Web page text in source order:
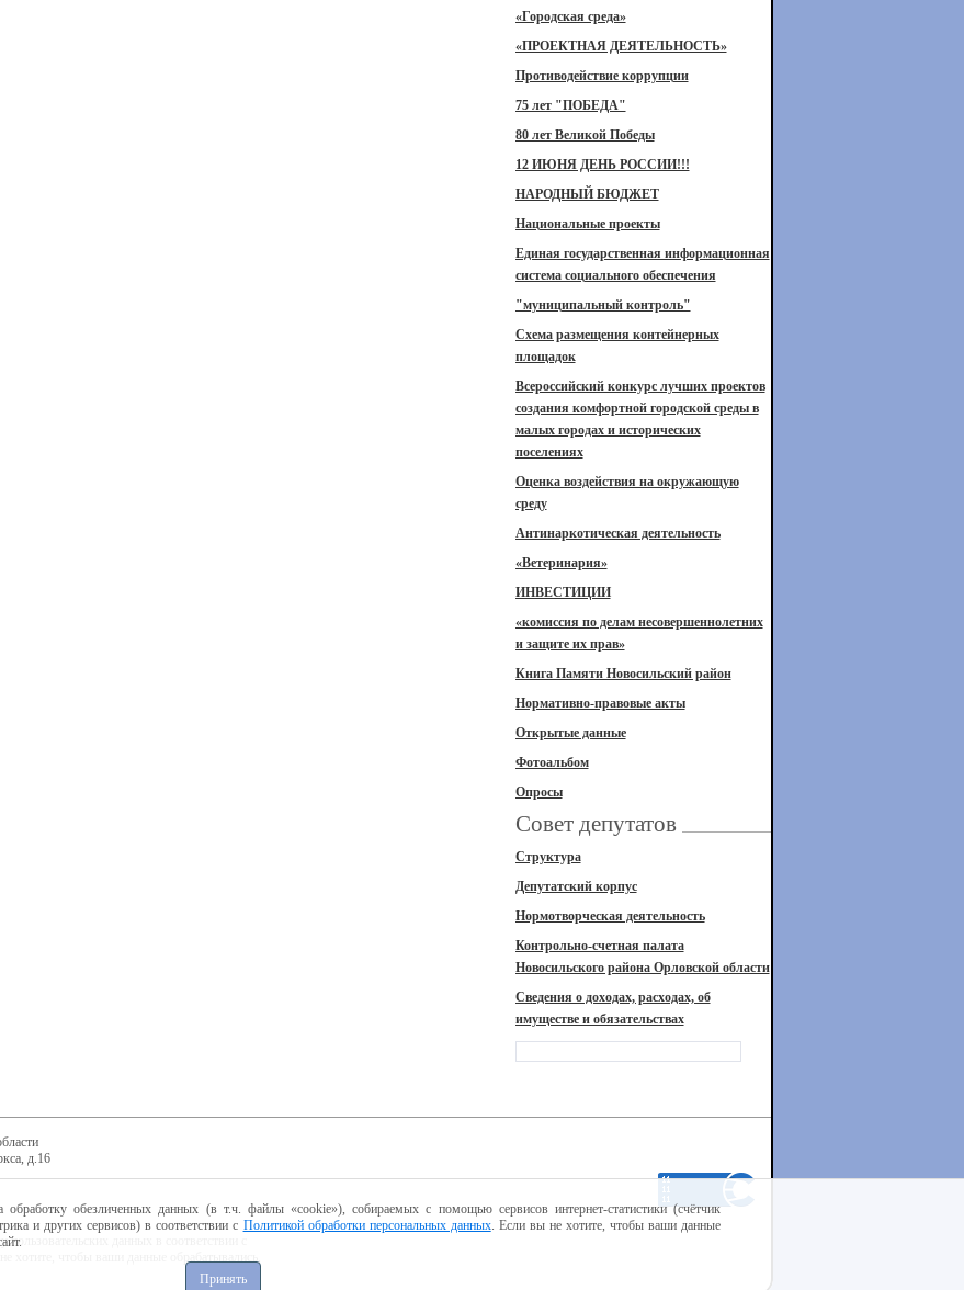
«Городская среда»
«ПРОЕКТНАЯ ДЕЯТЕЛЬНОСТЬ»
Противодействие коррупции
75 лет "ПОБЕДА"
80 лет Великой Победы
12 ИЮНЯ ДЕНЬ РОССИИ!!!
НАРОДНЫЙ БЮДЖЕТ
Национальные проекты
Единая государственная информационная
система социального обеспечения
"муниципальный контроль"
Схема размещения контейнерных
площадок
Всероссийский конкурс лучших проектов
создания комфортной городской среды в
малых городах и исторических
поселениях
Оценка воздействия на окружающую
среду
Антинаркотическая деятельность
«Ветеринария»
ИНВЕСТИЦИИ
«комиссия по делам несовершеннолетних
и защите их прав»
Книга Памяти Новосильский район
Нормативно-правовые акты
Открытые данные
Фотоальбом
Опросы
Совет депутатов
Структура
Депутатский корпус
Нормотворческая деятельность
Контрольно-счетная палата
Новосильского района Орловской области
Сведения о доходах, расходах, об
имуществе и обязательствах
д.16
пользовательских данных в соответствии с
обработку обезличенных данных (в т.ч. файлы «cookie»), собираемых с помощью сервисов интернет-статистики (счётчик
и других сервисов) в соответствии с Политикой обработки персональных данных. Если вы не хотите, чтобы ваши данные
Принять